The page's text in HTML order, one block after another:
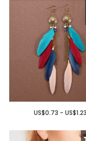
US$0.73 - US$1.23